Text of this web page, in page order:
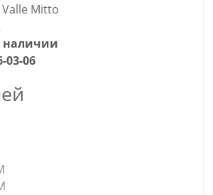
Valle Mitto
наличии
03-06